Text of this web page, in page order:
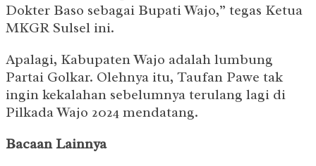
Dokter Baso sebagai Bupati Wajo,” tegas Ketua
MKGR Sulsel ini.
Apalagi, Kabupaten Wajo adalah lumbung
Partai Golkar. Olehnya itu, Taufan Pawe tak
ingin kekalahan sebelumnya terulang lagi di
Pilkada Wajo 2024 mendatang.
Bacaan Lainnya